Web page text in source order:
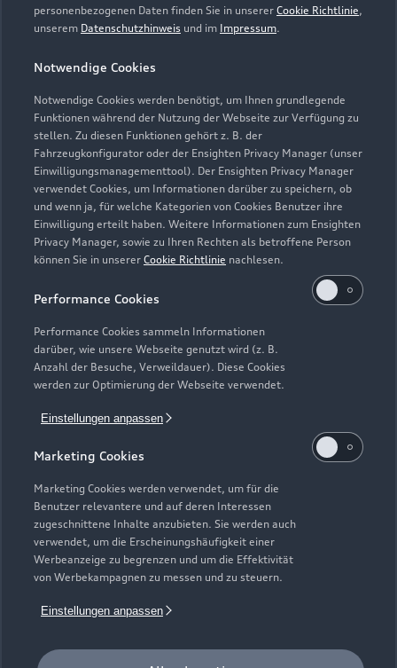
personenbezogenen Daten finden Sie in unserer Cookie Richtlinie,
unserem Datenschutzhinweis und im Impressum.
Notwendige Cookies
Notwendige Cookies werden benötigt, um Ihnen grundlegende
Funktionen während der Nutzung der Webseite zur Verfügung zu
stellen. Zu diesen Funktionen gehört z. B. der
Fahrzeugkonfigurator oder der Ensighten Privacy Manager (unser
Einwilligungsmanagementtool). Der Ensighten Privacy Manager
verwendet Cookies, um Informationen darüber zu speichern, ob
und wenn ja, für welche Kategorien von Cookies Benutzer ihre
Einwilligung erteilt haben. Weitere Informationen zum Ensighten
Privacy Manager, sowie zu Ihren Rechten als betroffene Person
können Sie in unserer Cookie Richtlinie nachlesen.
Performance Cookies
Performance Cookies sammeln Informationen
darüber, wie unsere Webseite genutzt wird (z. B.
Anzahl der Besuche, Verweildauer). Diese Cookies
werden zur Optimierung der Webseite verwendet.
Einstellungen anpassen
Marketing Cookies
Marketing Cookies werden verwendet, um für die
Benutzer relevantere und auf deren Interessen
zugeschnittene Inhalte anzubieten. Sie werden auch
verwendet, um die Erscheinungshäufigkeit einer
Werbeanzeige zu begrenzen und um die Effektivität
von Werbekampagnen zu messen und zu steuern.
Einstellungen anpassen
Zur Reparatur
Zurück nach oben
Modelle
Elektromodelle
Plug-in-Hybride
Neuwagensuche
Gebrauchtwagensuche
Geschäftskunden
Service & Zubehör
Saisonale Angebote
Audi Services
Garantie
Audi digital services
myAudi
Support
Audi Code
Häufige Fragen (FAQ)
Audi Online Beratung
Online-Terminvereinbarung
Servicekontakt
Über Audi
Unternehmen
Karriere
Investor Relations
Audi erleben
© 2026 AUDI AG. Alle Rechte vorbehalten
Impressum Rechtliches
Cookie-Richtlinie